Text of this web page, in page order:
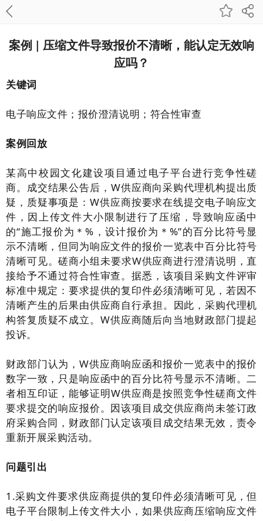
案例 | 压缩文件导致报价不清晰，能认定无效响
应吗？
关键词
电子响应文件；报价澄清说明；符合性审查
案例回放
某高中校园文化建设项目通过电子平台进行竞争性磋
商。成交结果公告后，W供应商向采购代理机构提出质
疑，质疑事项是：W供应商按要求在线提交电子响应文
件，因上传文件大小限制进行了压缩，导致响应函中
的“施工报价为＊%，设计报价为＊%”的百分比符号显
示不清晰，但同为响应文件的报价一览表中百分比符号
清晰可见。磋商小组未要求W供应商进行澄清说明，直
接给予不通过符合性审查。据悉，该项目采购文件评审
标准中规定：要求提供的复印件必须清晰可见，若因不
清晰产生的后果由供应商自行承担。因此，采购代理机
构答复质疑不成立。W供应商随后向当地财政部门提起
投诉。
财政部门认为，W供应商响应函和报价一览表中的报价
数字一致，只是响应函中的百分比符号显示不清晰。二
者相互印证，能够证明W供应商是按照竞争性磋商文件
要求提交的响应报价。因该项目成交供应商尚未签订政
府采购合同，财政部门认定该项目成交结果无效，责令
重新开展采购活动。
问题引出
1.采购文件要求供应商提供的复印件必须清晰可见，但
电子平台限制上传文件大小，如果供应商压缩响应文件